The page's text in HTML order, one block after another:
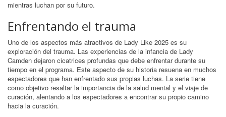
mientras luchan por su futuro.
Enfrentando el trauma
Uno de los aspectos más atractivos de Lady Like 2025 es su
exploración del trauma. Las experiencias de la infancia de Lady
Camden dejaron cicatrices profundas que debe enfrentar durante su
tiempo en el programa. Este aspecto de su historia resuena en muchos
espectadores que han enfrentado sus propias luchas. La serie tiene
como objetivo resaltar la importancia de la salud mental y el viaje de
curación, alentando a los espectadores a encontrar su propio camino
hacia la curación.